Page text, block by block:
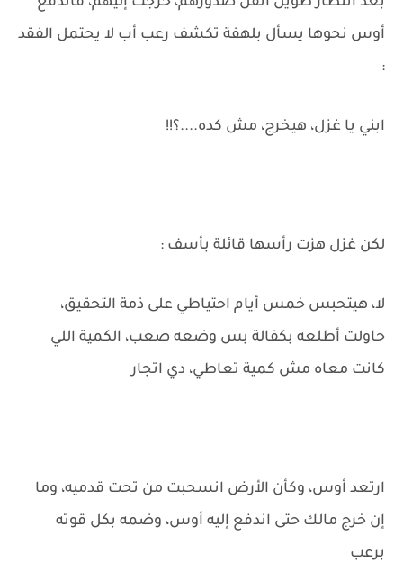
أوس نحوها يسأل بلهفة تكشف رعب أب لا يحتمل الفقد
:
ابني يا غزل، هيخرج، مش كده....؟!!
لكن غزل هزت رأسها قائلة بأسف :
لا، هيتحبس خمس أيام احتياطي على ذمة التحقيق،
حاولت أطلعه بكفالة بس وضعه صعب، الكمية اللي
كانت معاه مش كمية تعاطي، دي اتجار
ارتعد أوس، وكأن الأرض انسحبت من تحت قدميه، وما
إن خرج مالك حتى اندفع إليه أوس، وضمه بكل قوته
برعب